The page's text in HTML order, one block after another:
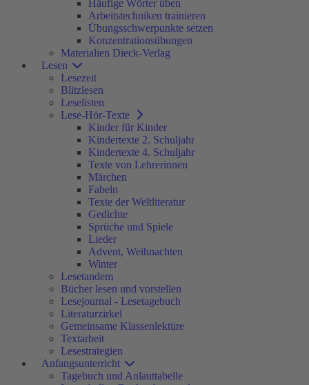
Häufige Wörter üben
Arbeitstechniken trainieren
Übungsschwerpunkte setzen
Konzentrationsübungen
Materialien Dieck-Verlag
Lesen
Lesezeit
Blitzlesen
Leselisten
Lese-Hör-Texte
Kinder für Kinder
Kindertexte 2. Schuljahr
Kindertexte 4. Schuljahr
Texte von Lehrerinnen
Märchen
Fabeln
Texte der Weltliteratur
Gedichte
Sprüche und Spiele
Lieder
Advent, Weihnachten
Winter
Lesetandem
Bücher lesen und vorstellen
Lesejournal - Lesetagebuch
Literaturzirkel
Gemeinsame Klassenlektüre
Textarbeit
Lesestrategien
Anfangsunterricht
Tagebuch und Anlauttabelle